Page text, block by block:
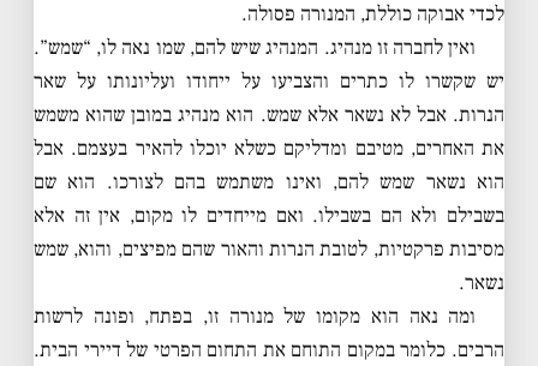
לכדי אבוקה כוללת, המנורה פסולה.
ואין לחברה זו מנהיג. המנהיג שיש להם, שמו נאה לו, “שמש”.
יש שקשרו לו כתרים והצביעו על ייחודו ועליונותו על שאר
הנרות. אבל לא נשאר אלא שמש. הוא מנהיג במובן שהוא משמש
את האחרים, מטיבם ומדליקם כשלא יוכלו להאיר בעצמם. אבל
הוא נשאר שמש להם, ואינו משתמש בהם לצורכו. הוא שם
בשבילם ולא הם בשבילו. ואם מייחדים לו מקום, אין זה אלא
מסיבות פרקטיות, לטובת הנרות והאור שהם מפיצים, והוא, שמש
נשאר.
ומה נאה הוא מקומו של מנורה זו, בפתח, ופונה לרשות
הרבים. כלומר במקום התוחם את התחום הפרטי של דיירי הבית.